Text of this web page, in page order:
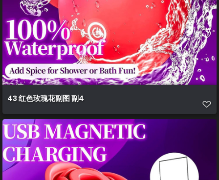
43 红色玫瑰花副图 副4